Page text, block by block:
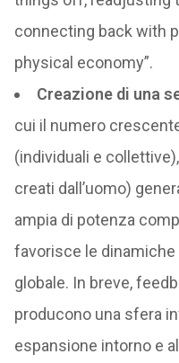
connecting back with
physical economy”.
Creazione di una
cui il numero
(individuali e
creati dall’uomo)
ampia di potenza
favorisce le
globale. In breve,
producono una sfera
espansione intorno e